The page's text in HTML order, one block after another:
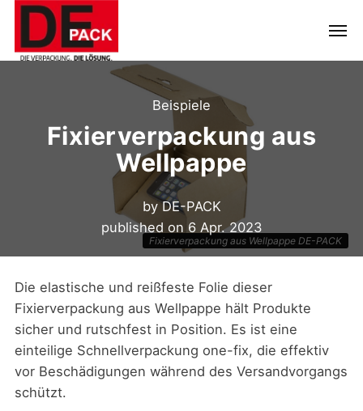
Beispiele
Fixierverpackung aus
Wellpappe
byDE-PACK
published on 6 Apr. 2023
Fixierverpackung aus Wellpappe DE-PACK
Die elastische und reißfeste Folie dieser
Fixierverpackung aus Wellpappe hält Produkte
sicher und rutschfest in Position. Es ist eine
einteilige Schnellverpackung one-fix, die effektiv
vor Beschädigungen während des Versandvorgangs
schützt.